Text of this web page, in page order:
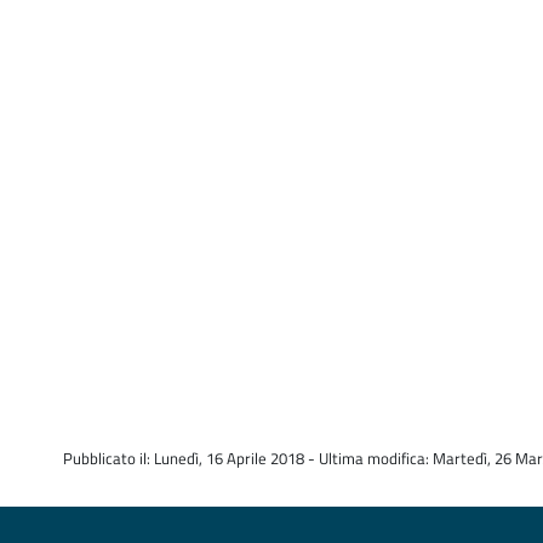
Pubblicato il: Lunedì, 16 Aprile 2018 - Ultima modifica: Martedì, 26